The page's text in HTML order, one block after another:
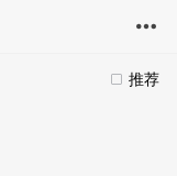
推荐